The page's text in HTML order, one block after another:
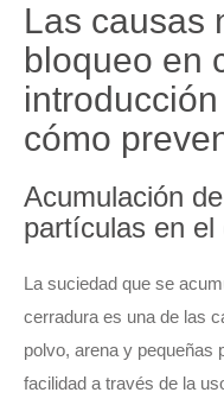
Las causas
bloqueo en
cómo
Acumulación
partículas en el
La suciedad que se
cerradura es una de las
polvo, arena y pequeñas
facilidad a través de la